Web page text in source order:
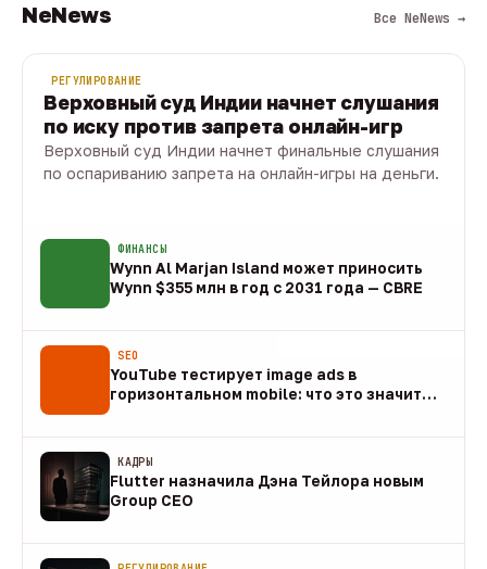
NeNews Все NeNews →
РЕГУЛИРОВАНИЕ
Верховный суд Индии начнет слушания
по иску против запрета онлайн-игр
Верховный суд Индии начнет финальные слушания
по оспариванию запрета на онлайн-игры на деньги.
ФИНАНСЫ
Wynn Al Marjan Island может приносить
Wynn $355 млн в год с 2031 года — CBRE
SEO
YouTube тестирует image ads в
горизонтальном mobile: что это значит
КАДРЫ
Flutter назначила Дэна Тейлора новым
Group CEO